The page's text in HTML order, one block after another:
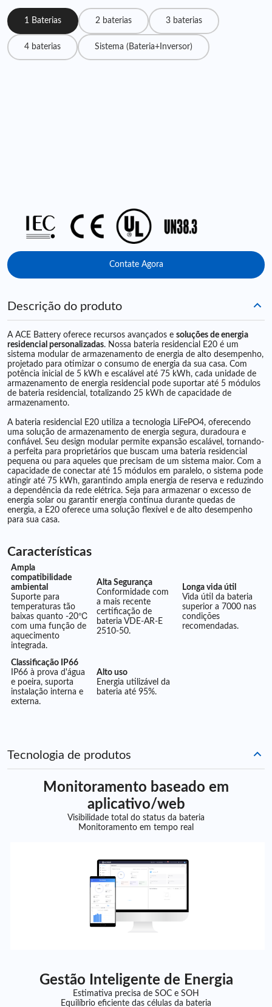
1 Baterias 2 baterias 3 baterias
4 baterias Sistema (Bateria+Inversor)
Contate Agora
Descrição do produto
A ACE Battery oferece recursos avançados e soluções de energia
residencial personalizadas. Nossa bateria residencial E20 é um
sistema modular de armazenamento de energia de alto desempenho,
projetado para otimizar o consumo de energia da sua casa. Com
potência inicial de 5 kWh e escalável até 75 kWh, cada unidade de
armazenamento de energia residencial pode suportar até 5 módulos
de bateria residencial, totalizando 25 kWh de capacidade de
armazenamento.
A bateria residencial E20 utiliza a tecnologia LiFePO4, oferecendo
uma solução de armazenamento de energia segura, duradoura e
confiável. Seu design modular permite expansão escalável, tornando-
a perfeita para proprietários que buscam uma bateria residencial
pequena ou para aqueles que precisam de um sistema maior. Com a
capacidade de conectar até 15 módulos em paralelo, o sistema pode
atingir até 75 kWh, garantindo ampla energia de reserva e reduzindo
a dependência da rede elétrica. Seja para armazenar o excesso de
energia solar ou garantir energia contínua durante quedas de
energia, a E20 oferece uma solução flexível e de alto desempenho
para sua casa.
Características
Ampla
compatibilidade
ambiental
Suporte para
temperaturas tão
baixas quanto -20℃
com uma função de
aquecimento
integrada.
Alta Segurança
Conformidade com
a mais recente
certificação de
bateria VDE-AR-E
2510-50.
Longa vida útil
Vida útil da bateria
superior a 7000 nas
condições
recomendadas.
Classificação IP66
IP66 à prova d'água
e poeira, suporta
instalação interna e
externa.
Alto uso
Energia utilizável da
bateria até 95%.
Tecnologia de produtos
Monitoramento baseado em
aplicativo/web
Visibilidade total do status da bateria
Monitoramento em tempo real
Gestão Inteligente de Energia
Estimativa precisa de SOC e SOH
Equilíbrio eficiente das células da bateria